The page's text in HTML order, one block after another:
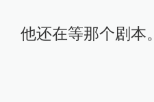
他还在等那个剧本。